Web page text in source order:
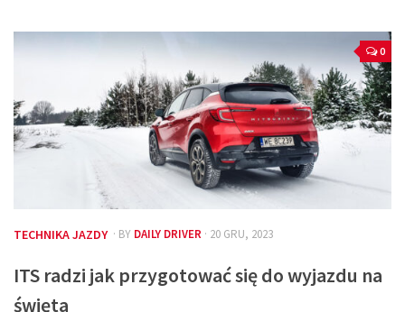
0
TECHNIKA JAZDY · BY DAILY DRIVER · 20 GRU, 2023
ITS radzi jak przygotować się do wyjazdu na
święta